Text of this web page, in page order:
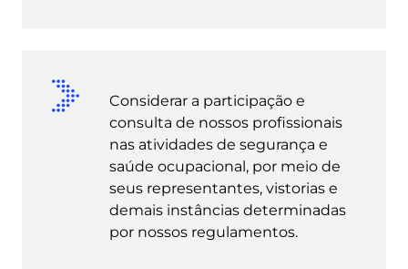
Considerar a participação e
consulta de nossos profissionais
nas atividades de segurança e
saúde ocupacional, por meio de
seus representantes, vistorias e
demais instâncias determinadas
por nossos regulamentos.